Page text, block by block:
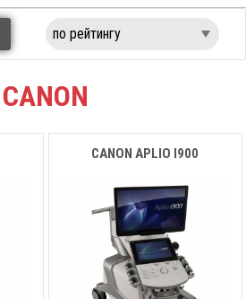
CANON
CANON APLIO I900